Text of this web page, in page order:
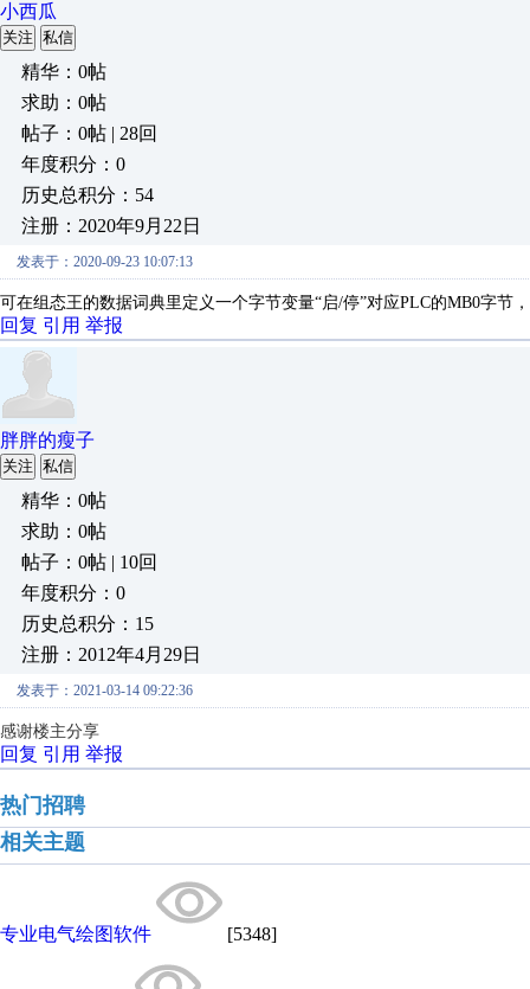
小西瓜
关注 私信
精华：0帖
求助：0帖
帖子：0帖 | 28回
年度积分：0
历史总积分：54
注册：2020年9月22日
发表于：2020-09-23 10:07:13
可在组态王的数据词典里定义一个字节变量“启/停”对应PLC的MB0字节
回复 引用 举报
胖胖的瘦子
关注 私信
精华：0帖
求助：0帖
帖子：0帖 | 10回
年度积分：0
历史总积分：15
注册：2012年4月29日
发表于：2021-03-14 09:22:36
感谢楼主分享
回复 引用 举报
热门招聘
相关主题
专业电气绘图软件 [5348]